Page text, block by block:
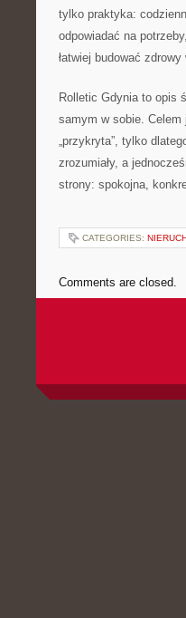
tylko praktyka:
odpowiadać na
łatwiej budować
Rolletic Gdynia to opis
samym w sobie.
„przykryta”, tylko
zrozumiały, a
strony: spokojna,
CATEGORIES:
Comments are closed.